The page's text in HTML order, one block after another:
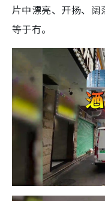
片中漂亮、开扬、
等于冇。